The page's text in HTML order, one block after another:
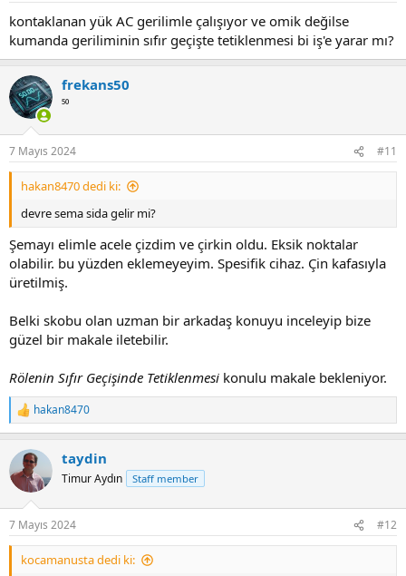
kontaklanan yük AC gerilimle çalışıyor ve omik değilse
kumanda geriliminin sıfır geçişte tetiklenmesi bi iş'e yarar mı?
frekans50
⁵⁰
7 Mayıs 2024 #11
hakan8470 dedi ki:
devre sema sida gelir mi?
Şemayı elimle acele çizdim ve çirkin oldu. Eksik noktalar
olabilir. bu yüzden eklemeyeyim. Spesifik cihaz. Çin kafasıyla
üretilmiş.
Belki skobu olan uzman bir arkadaş konuyu inceleyip bize
güzel bir makale iletebilir.
Rölenin Sıfır Geçişinde Tetiklenmesi konulu makale bekleniyor.
R
e
c
t
i
s
:
hakan8470
taydin
Timur Aydın Staff member
7 Mayıs 2024 #12
kocamanusta dedi ki: